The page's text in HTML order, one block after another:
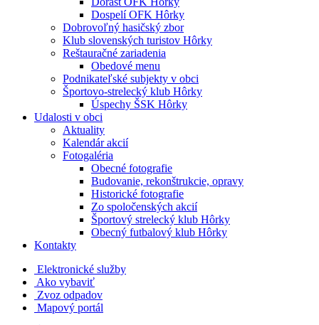
Dospelí OFK Hôrky
Dobrovoľný hasičský zbor
Klub slovenských turistov Hôrky
Reštauračné zariadenia
Obedové menu
Podnikateľské subjekty v obci
Športovo-strelecký klub Hôrky
Úspechy ŠSK Hôrky
Udalosti v obci
Aktuality
Kalendár akcií
Fotogaléria
Obecné fotografie
Budovanie, rekonštrukcie, opravy
Historické fotografie
Zo spoločenských akcií
Športový strelecký klub Hôrky
Obecný futbalový klub Hôrky
Kontakty
Elektronické služby
Ako vybaviť
Zvoz odpadov
Mapový portál